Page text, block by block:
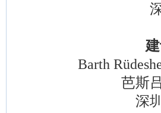
深
建议
Barth
芭斯吕
深圳